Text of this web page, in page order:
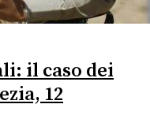
il caso dei
12